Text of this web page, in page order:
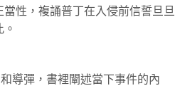
性，複誦普丁在入侵前信誓旦旦
導彈，書裡闡述當下事件的內